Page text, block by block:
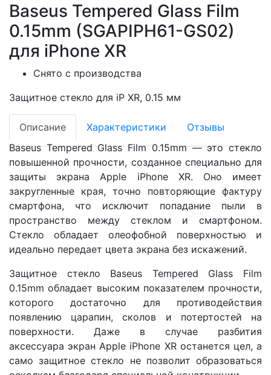
Baseus Tempered Glass Film
0.15mm (SGAPIPH61-GS02)
для iPhone XR
Снято с производства
Защитное стекло для iP XR, 0.15 мм
Описание Характеристики
Отзывы
Baseus Tempered Glass Film 0.15mm — это стекло
повышенной прочности, созданное специально для
защиты экрана Apple iPhone XR. Оно имеет
закругленные края, точно повторяющие фактуру
смартфона, что исключит попадание пыли в
пространство между стеклом и смартфоном.
Стекло обладает олеофобной поверхностью и
идеально передает цвета экрана без искажений.
Защитное стекло Baseus Tempered Glass Film
0.15mm обладает высоким показателем прочности,
которого достаточно для противодействия
появлению царапин, сколов и потертостей на
поверхности. Даже в случае разбития
аксессуара экран Apple iPhone XR останется цел, а
само защитное стекло не позволит образоваться